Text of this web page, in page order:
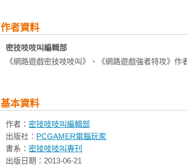
作者資料
密技吱吱叫編輯部
《網路遊戲密技吱吱叫》、《網路遊戲強者特攻》
基本資料
作者： 密技吱吱叫編輯部
出版社： PCGAMER電腦玩家
書系： 密技吱吱叫專刊
出版日期：2013-06-21